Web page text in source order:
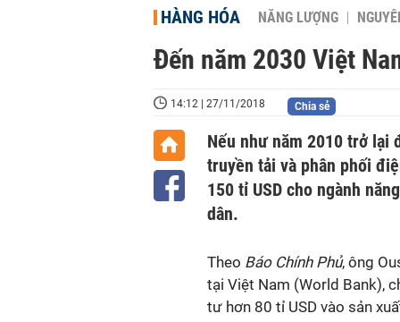
HÀNG HÓA NĂNG LƯỢNG
Đến năm 2030 Việt
14:12 | 27/11/2018 Chia sẻ
Nếu như năm 2010 trở lại
truyền tải và phân phối
150 tỉ USD cho ngành
dân.
Theo Báo Chính Phủ, ông
tại Việt Nam (World Bank),
tư hơn 80 tỉ USD vào sản